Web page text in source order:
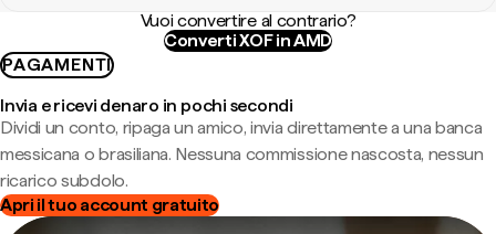
Vuoi convertire al contrario?
Converti XOF in AMD
PAGAMENTI
Invia e ricevi denaro in pochi secondi
Dividi un conto, ripaga un amico, invia direttamente a una banca
messicana o brasiliana. Nessuna commissione nascosta, nessun
ricarico subdolo.
Apri il tuo account gratuito